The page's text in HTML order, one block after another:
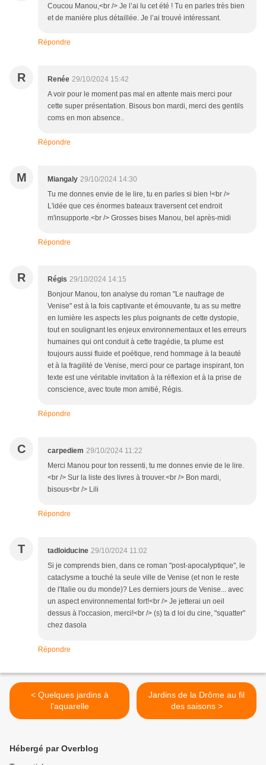
Coucou Manou,<br /> Je l’ai lu cet été ! Tu en parles très bien
et de manière plus détaillée. Je l’ai trouvé intéressant.
Répondre
R Renée 29/10/2024 15:42
A voir pour le moment pas mal en attente mais merci pour
cette super présentation. Bisous bon mardi, merci des gentils
coms en mon absence..
Répondre
M Miangaly 29/10/2024 14:30
Tu me donnes envie de le lire, tu en parles si bien !<br />
L'idée que ces énormes bateaux traversent cet endroit
m'insupporte.<br /> Grosses bises Manou, bel après-midi
Répondre
R Régis 29/10/2024 14:15
Bonjour Manou, ton analyse du roman "Le naufrage de
Venise" est à la fois captivante et émouvante, tu as su mettre
en lumière les aspects les plus poignants de cette dystopie,
tout en soulignant les enjeux environnementaux et les erreurs
humaines qui ont conduit à cette tragédie, ta plume est
toujours aussi fluide et poétique, rend hommage à la beauté
et à la fragilité de Venise, merci pour ce partage inspirant, ton
texte est une véritable invitation à la réflexion et à la prise de
conscience, avec toute mon amitié, Régis.
Répondre
C carpediem 29/10/2024 11:22
Merci Manou pour ton ressenti, tu me donnes envie de le lire.
<br /> Sur la liste des livres à trouver.<br /> Bon mardi,
bisous<br /> Lili
Répondre
T tadloiducine 29/10/2024 11:02
Si je comprends bien, dans ce roman "post-apocalyptique", le
cataclysme a touché la seule ville de Venise (et non le reste
de l'Italie ou du monde)? Les derniers jours de Venise... avec
un aspect environnemental fort!<br /> Je jetterai un oeil
dessus à l'occasion, merci!<br /> (s) ta d loi du cine, "squatter"
chez dasola
Répondre
< Quelques jardins à
l'aquarelle
Jardins de la Drôme au fil
des saisons >
Hébergé par Overblog